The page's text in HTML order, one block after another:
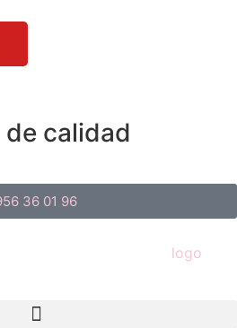
de calidad
36 01 96